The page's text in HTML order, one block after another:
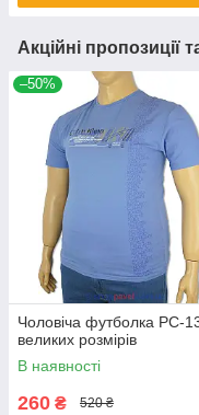
Акційні пропозиції
–50%
Чоловіча футболка PC-
великих розмірів
В наявності
260 ₴ 520 ₴